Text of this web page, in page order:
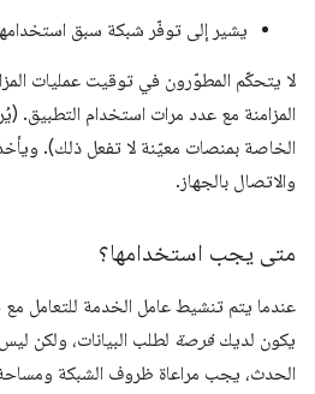
يشير إلى توفّر شبكة سبق
لا يتحكّم المطوّرون في توقيت عمليات
المزامنة مع عدد مرات استخدام التطبيق.
الخاصة بمنصات معيّنة لا تفعل ذلك). ويأخذ
والاتصال بالجهاز.
متى يجب استخدامها؟
عندما يتم تنشيط عامل الخدمة للتعامل
يكون لديكفرصة لطلب البيانات، ولكن
الحدث، يجب مراعاة ظروف الشبكة ومساحة